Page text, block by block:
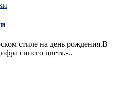
стиле на день рождения.В
синего цвета,-..